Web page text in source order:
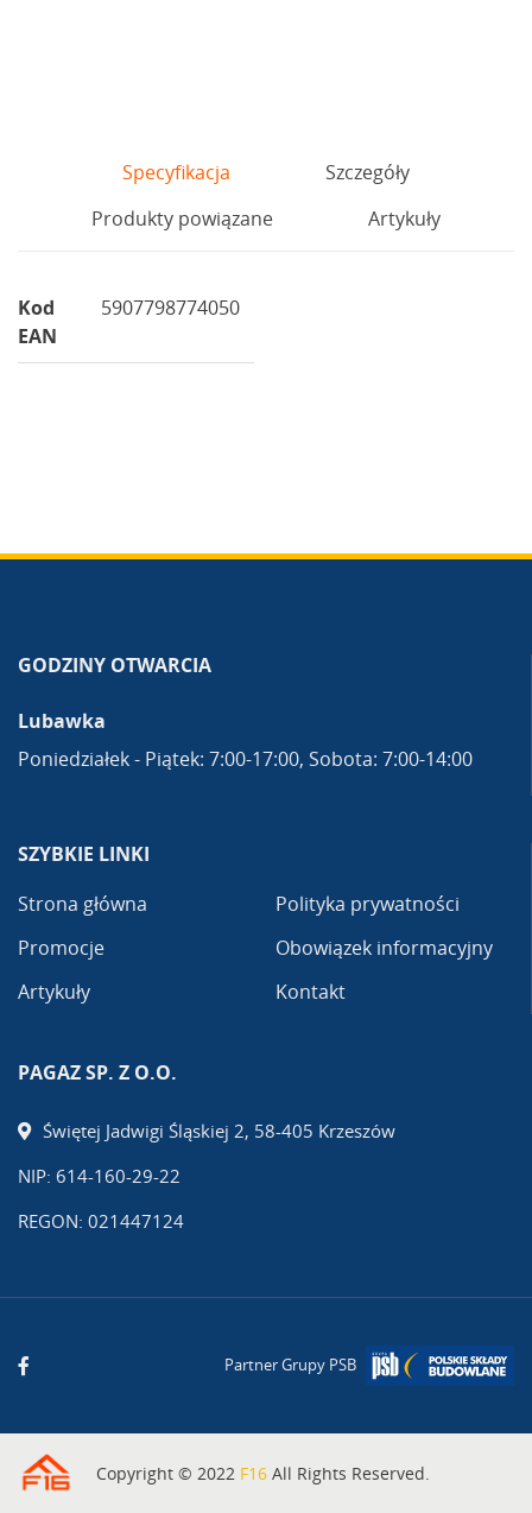
Specyfikacja
Szczegóły
Produkty powiązane
Artykuły
Kod
EAN
5907798774050
GODZINY OTWARCIA
Lubawka
Poniedziałek - Piątek: 7:00-17:00, Sobota: 7:00-14:00
SZYBKIE LINKI
Strona główna
Promocje
Artykuły
Polityka prywatności
Obowiązek informacyjny
Kontakt
PAGAZ SP. Z O.O.
Świętej Jadwigi Śląskiej 2, 58-405 Krzeszów
NIP: 614-160-29-22
REGON: 021447124
Partner Grupy PSB
Copyright © 2022 F16 All Rights Reserved.